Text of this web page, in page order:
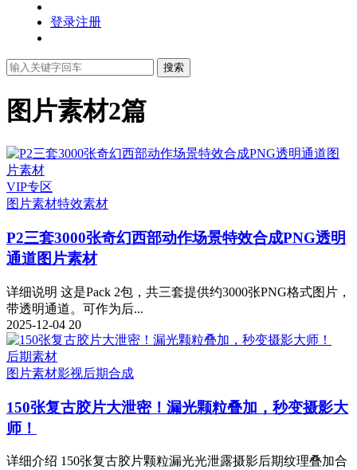
登录注册
搜索
图片素材2篇
VIP专区
图片素材特效素材
P2三套3000张奇幻西部动作场景特效合成PNG透明
通道图片素材
详细说明 这是Pack 2包，共三套提供约3000张PNG格式图片，
带透明通道。可作为后...
2025-12-04 20
后期素材
图片素材影视后期合成
150张复古胶片大泄密！漏光颗粒叠加，秒变摄影大
师！
详细介绍 150张复古胶片颗粒漏光光泄露摄影后期纹理叠加合